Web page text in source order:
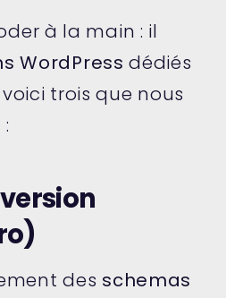
à la main : il
WordPress dédiés
voici trois que nous
des schemas